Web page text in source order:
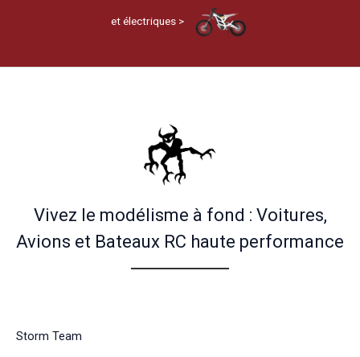
et électriques >
Vivez le modélisme à fond : Voitures,
Avions et Bateaux RC haute performance
Storm Team